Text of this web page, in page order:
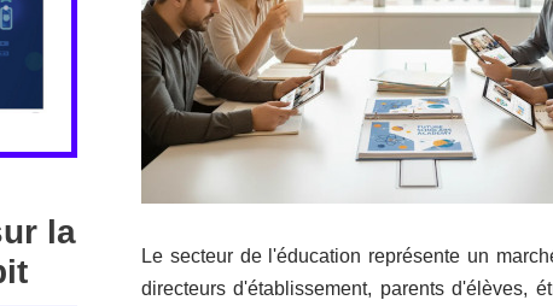
la
Le secteur de l'éducation représente un
directeurs d'établissement, parents d'élèves,